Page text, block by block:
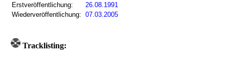
Erstveröffentlichung:
26.08.1991
Wiederveröffentlichung: 07.03.2005
Tracklisting: